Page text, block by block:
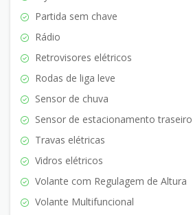
Partida sem chave
Rádio
Retrovisores elétricos
Rodas de liga leve
Sensor de chuva
Sensor de estacionamento traseiro
Travas elétricas
Vidros elétricos
Volante com Regulagem de Altura
Volante Multifuncional